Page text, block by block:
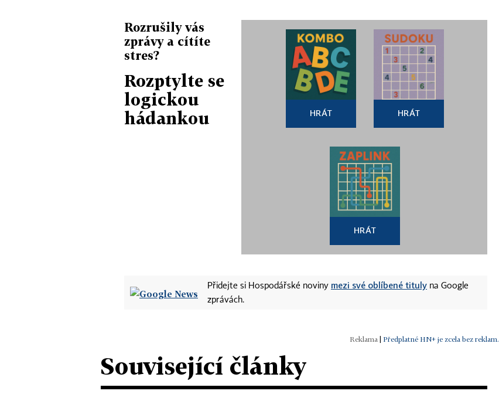
Rozrušily vás
zprávy a cítíte
stres?
Rozptylte se
logickou
hádankou
HRÁT HRÁT
HRÁT
Přidejte si Hospodářské noviny mezi své oblíbené tituly na Google
zprávách.
| Předplatné HN+ je zcela bez reklam.
Související články